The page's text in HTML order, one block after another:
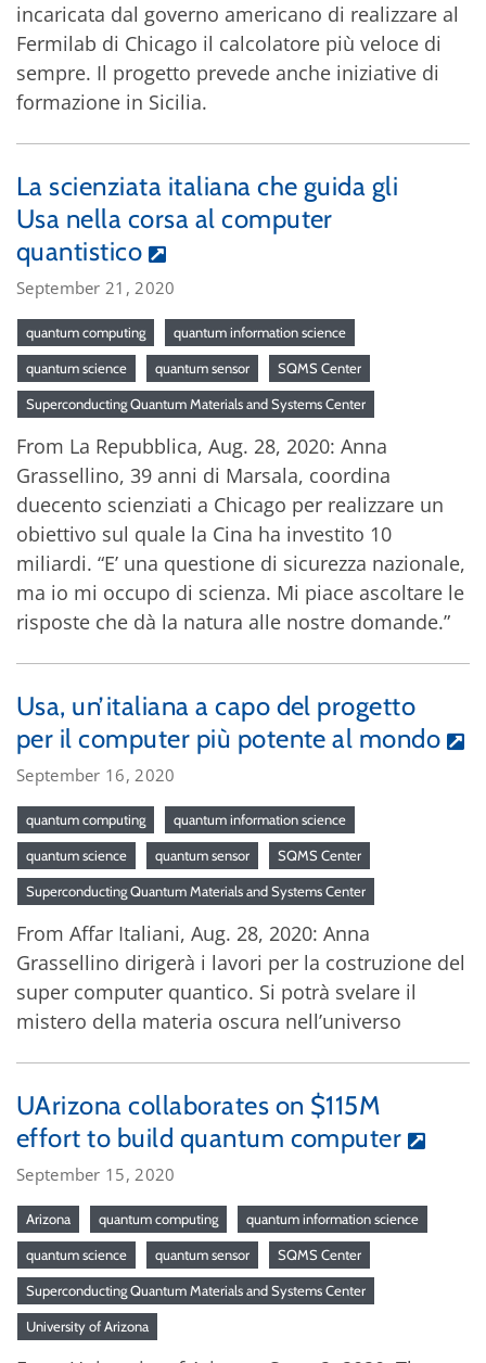
incaricata dal governo americano di realizzare al
Fermilab di Chicago il calcolatore più veloce di
sempre. Il progetto prevede anche iniziative di
formazione in Sicilia.
La scienziata italiana che guida gli
Usa nella corsa al computer
quantistico
September 21, 2020
quantum computing quantum information science
quantum science quantum sensor SQMS Center
Superconducting Quantum Materials and Systems Center
From La Repubblica, Aug. 28, 2020: Anna
Grassellino, 39 anni di Marsala, coordina
duecento scienziati a Chicago per realizzare un
obiettivo sul quale la Cina ha investito 10
miliardi. “E’ una questione di sicurezza nazionale,
ma io mi occupo di scienza. Mi piace ascoltare le
risposte che dà la natura alle nostre domande.”
Usa, un’italiana a capo del progetto
per il computer più potente al mondo
September 16, 2020
quantum computing quantum information science
quantum science quantum sensor SQMS Center
Superconducting Quantum Materials and Systems Center
From Affar Italiani, Aug. 28, 2020: Anna
Grassellino dirigerà i lavori per la costruzione del
super computer quantico. Si potrà svelare il
mistero della materia oscura nell’universo
UArizona collaborates on $115M
effort to build quantum computer
September 15, 2020
Arizona quantum computing quantum information science
quantum science quantum sensor SQMS Center
Superconducting Quantum Materials and Systems Center
University of Arizona